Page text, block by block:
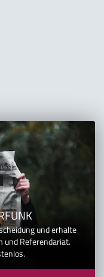
und erhalte
und Referendariat.